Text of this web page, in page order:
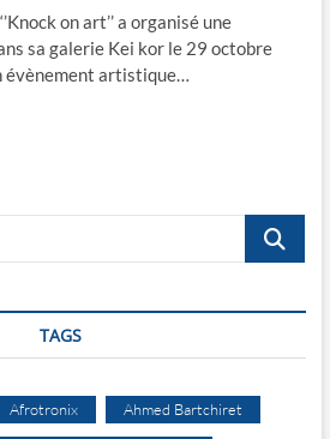
on art’’ a organisé une
sa galerie Kei kor le 29 octobre
évènement artistique…
Recherche
TAGS
Afrotronix Ahmed Bartchiret